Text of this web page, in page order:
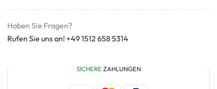
Haben Sie Fragen?
Rufen Sie uns an! +49 1512 658 5314
SICHERE ZAHLUNGEN